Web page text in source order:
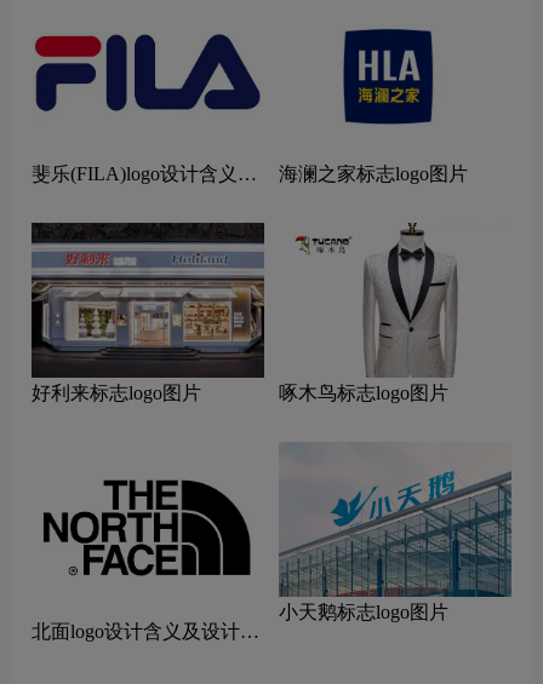
斐乐(FILA)logo设计含义及
海澜之家标志logo图片
好利来标志logo图片 啄木鸟标志logo图片
北面logo设计含义及设计理
小天鹅标志logo图片